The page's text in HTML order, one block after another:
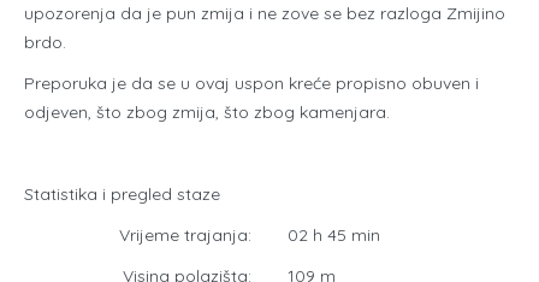
upozorenja da je pun zmija i ne zove se bez razloga Zmijino
brdo.
Preporuka je da se u ovaj uspon kreće propisno obuven i
odjeven, što zbog zmija, što zbog kamenjara.
Statistika i pregled staze
Vrijeme trajanja:
02 h 45 min
Visina polazišta:
109 m